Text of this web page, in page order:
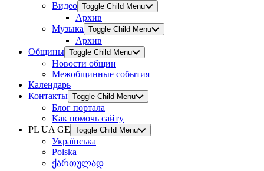
Видео Toggle Child Menu
Архив
Музыка Toggle Child Menu
Архив
Общины Toggle Child Menu
Новости общин
Межобщинные события
Календарь
Контакты Toggle Child Menu
Блог портала
Как помочь сайту
PL UA GE Toggle Child Menu
Українська
Polska
ქართულად